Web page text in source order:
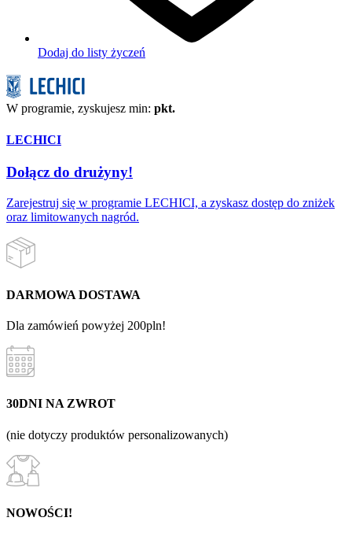
Dodaj do listy życzeń
W programie, zyskujesz min: pkt.
LECHICI
Dołącz do drużyny!
Zarejestruj się w programie LECHICI, a zyskasz dostęp do zniżek
oraz limitowanych nagród.
DARMOWA DOSTAWA
Dla zamówień powyżej 200pln!
30DNI NA ZWROT
(nie dotyczy produktów personalizowanych)
NOWOŚCI!